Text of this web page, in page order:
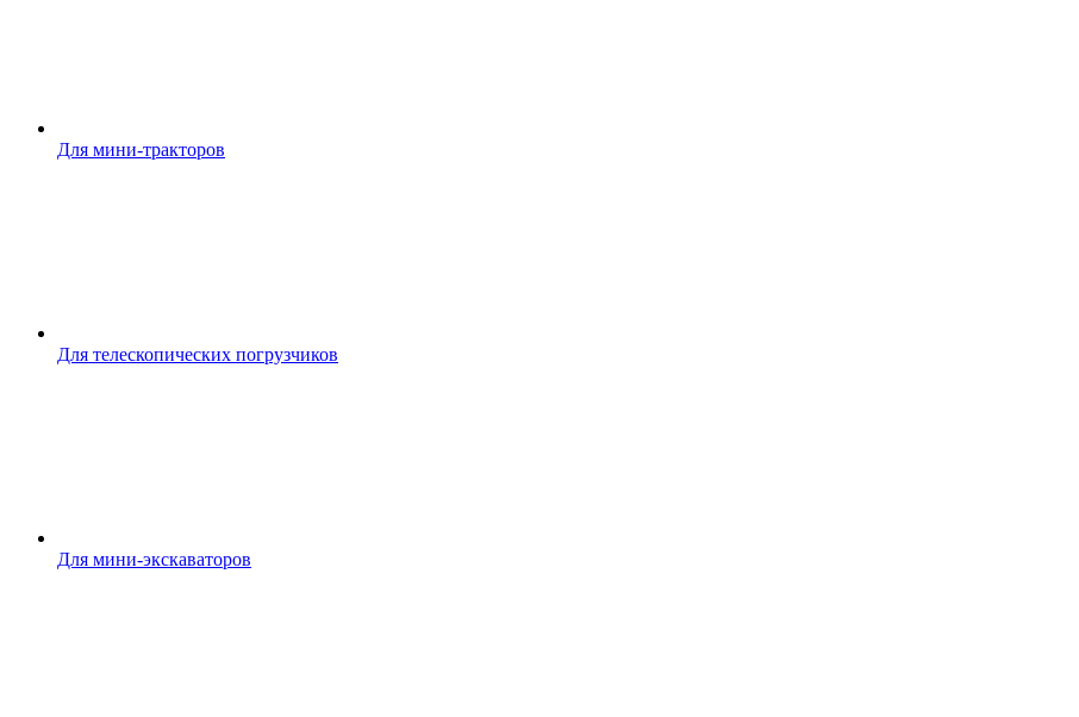
Для мини-тракторов
Для телескопических погрузчиков
Для мини-экскаваторов